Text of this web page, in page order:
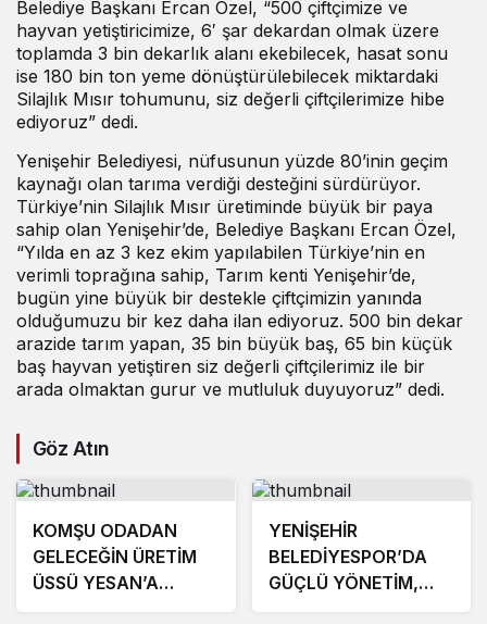
Belediye Başkanı Ercan Özel, “500 çiftçimize ve
hayvan yetiştiricimize, 6′ şar dekardan olmak üzere
toplamda 3 bin dekarlık alanı ekebilecek, hasat sonu
ise 180 bin ton yeme dönüştürülebilecek miktardaki
Silajlık Mısır tohumunu, siz değerli çiftçilerimize hibe
ediyoruz” dedi.
Yenişehir Belediyesi, nüfusunun yüzde 80’inin geçim
kaynağı olan tarıma verdiği desteğini sürdürüyor.
Türkiye’nin Silajlık Mısır üretiminde büyük bir paya
sahip olan Yenişehir’de, Belediye Başkanı Ercan Özel,
“Yılda en az 3 kez ekim yapılabilen Türkiye’nin en
verimli toprağına sahip, Tarım kenti Yenişehir’de,
bugün yine büyük bir destekle çiftçimizin yanında
olduğumuzu bir kez daha ilan ediyoruz. 500 bin dekar
arazide tarım yapan, 35 bin büyük baş, 65 bin küçük
baş hayvan yetiştiren siz değerli çiftçilerimiz ile bir
arada olmaktan gurur ve mutluluk duyuyoruz” dedi.
Göz Atın
KOMŞU ODADAN
GELECEĞİN ÜRETİM
ÜSSÜ YESAN’A
YENİŞEHİR
BELEDİYESPOR’DA
GÜÇLÜ YÖNETİM,